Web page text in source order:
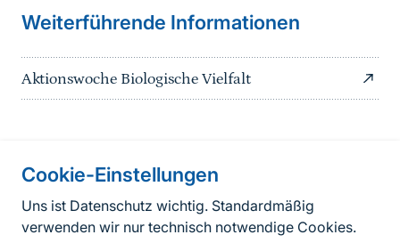
Cookie-Einstellungen
Uns ist Datenschutz wichtig. Standardmäßig
verwenden wir nur technisch notwendige Cookies.
Weiterführende Informationen
Aktionswoche Biologische Vielfalt
FußzeileKontakt
FAQ